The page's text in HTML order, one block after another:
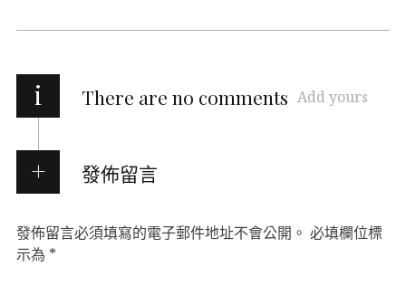
i There are no comments Add yours
發佈留言
發佈留言必須填寫的電子郵件地址不會公開。 必填欄位標
示為 *